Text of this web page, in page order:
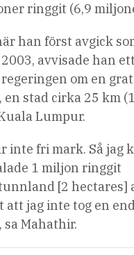
ringgit (6,9
han först avgick
avvisade han ett
om en
stad cirka 25 km
Lumpur.
inte fri mark. Så jag
1 miljon ringgit
[2 hectares]
att jag inte tog en
sa Mahathir.